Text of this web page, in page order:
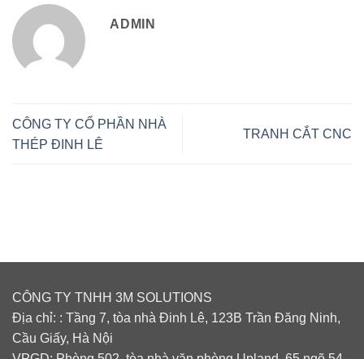
ADMIN
CÔNG TY CỔ PHẦN NHÀ
THÉP ĐINH LÊ
TRANH CẮT CNC
CÔNG TY TNHH 3M SOLUTIONS
Địa chỉ: : Tầng 7, tòa nhà Đinh Lê, 123B Trần Đăng Ninh,
Cầu Giấy, Hà Nội